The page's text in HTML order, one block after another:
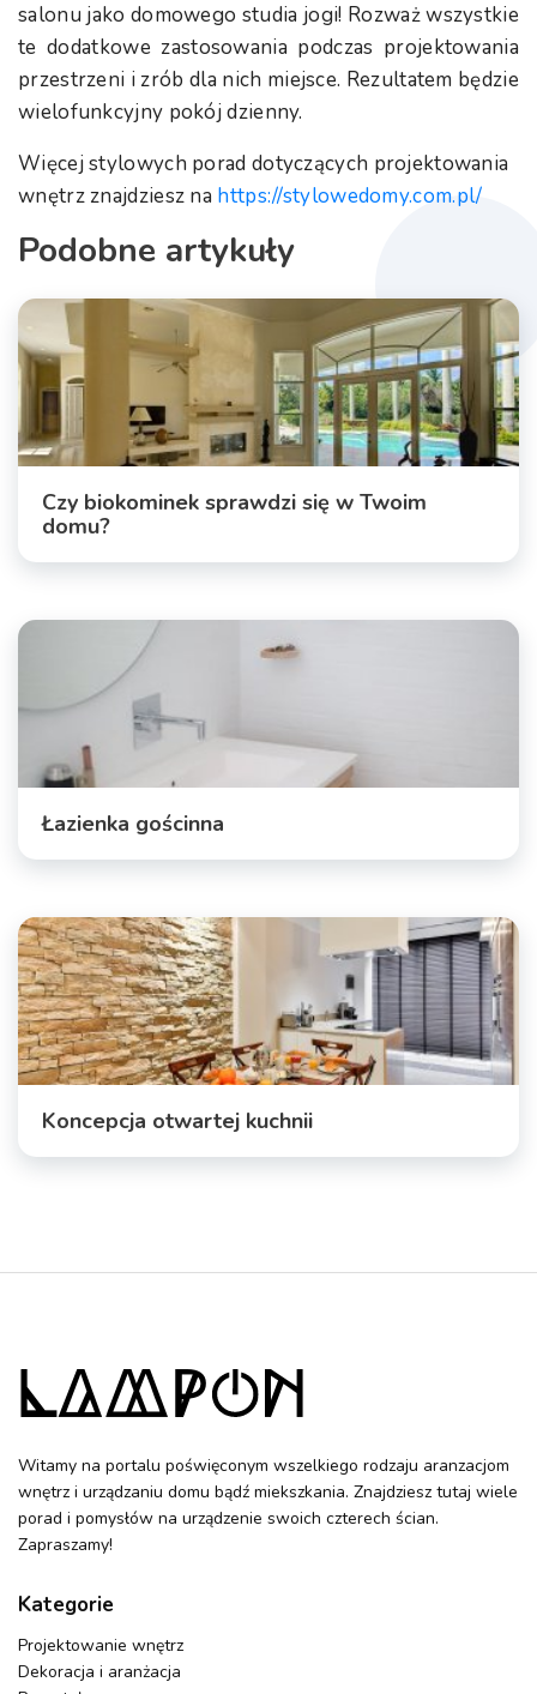
salonu jako domowego studia jogi! Rozważ wszystkie
te dodatkowe zastosowania podczas projektowania
przestrzeni i zrób dla nich miejsce. Rezultatem będzie
wielofunkcyjny pokój dzienny.
Więcej stylowych porad dotyczących projektowania
wnętrz znajdziesz na https://stylowedomy.com.pl/
Podobne artykuły
Czy biokominek sprawdzi się w Twoim
domu?
Łazienka gościnna
Koncepcja otwartej kuchnii
Witamy na portalu poświęconym wszelkiego rodzaju aranzacjom
wnętrz i urządzaniu domu bądź miekszkania. Znajdziesz tutaj wiele
porad i pomysłów na urządzenie swoich czterech ścian.
Zapraszamy!
Kategorie
Projektowanie wnętrz
Dekoracja i aranżacja